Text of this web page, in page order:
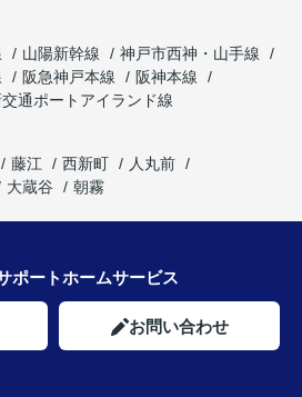
山陽新幹線
神戸市西神・山手線
阪急神戸本線
阪神本線
通ポートアイランド線
藤江 西新町
人丸前
大蔵谷 朝霧
ポートホームサービス
お問い合わせ